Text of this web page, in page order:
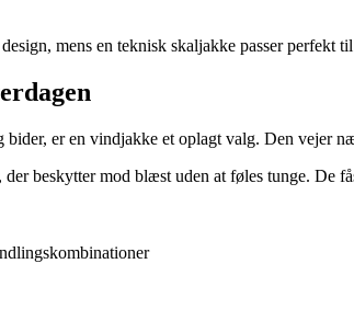
mens en teknisk skaljakke passer perfekt
er en vindjakke et oplagt valg. Den vejer
beskytter mod blæst uden at føles tunge. De